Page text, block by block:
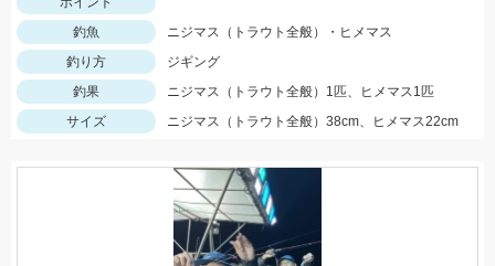
釣魚
ニジマス（トラウト全般）・ヒメマス
釣り方
ジギング
釣果
ニジマス（トラウト全般）1匹、ヒメマス1匹
サイズ
ニジマス（トラウト全般）38cm、ヒメマス22cm